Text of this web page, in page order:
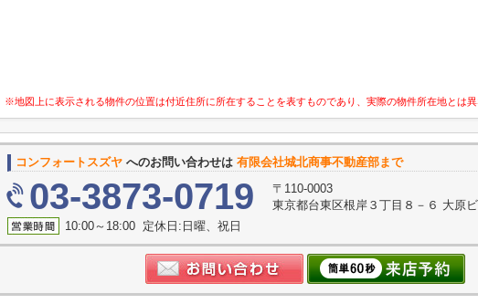
※地図上に表示される物件の位置は付近住所に所在することを表すものであり、実際の物件所在地とは異
コンフォートスズヤ へのお問い合わせは 有限会社城北商事不動産部まで
03-3873-0719
〒110-0003
東京都台東区根岸３丁目８－６ 大原
10:00～18:00 定休日:日曜、祝日